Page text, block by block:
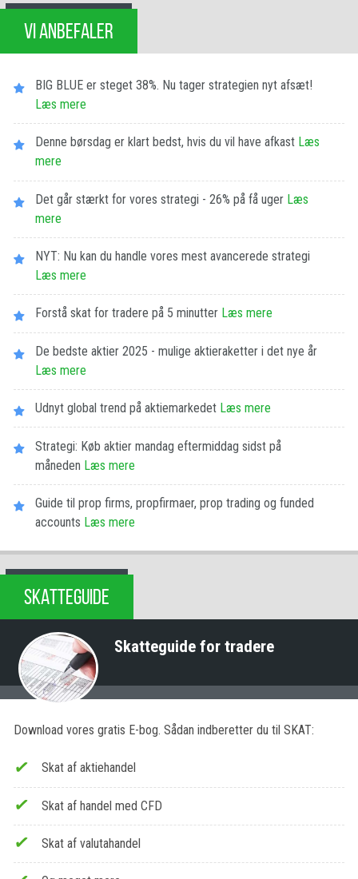
VI ANBEFALER
BIG BLUE er steget 38%. Nu tager strategien nyt afsæt!
Læs mere
Denne børsdag er klart bedst, hvis du vil have afkast Læs
mere
Det går stærkt for vores strategi - 26% på få uger Læs
mere
NYT: Nu kan du handle vores mest avancerede strategi
Læs mere
Forstå skat for tradere på 5 minutter Læs mere
De bedste aktier 2025 - mulige aktieraketter i det nye år
Læs mere
Udnyt global trend på aktiemarkedet Læs mere
Strategi: Køb aktier mandag eftermiddag sidst på
måneden Læs mere
Guide til prop firms, propfirmaer, prop trading og funded
accounts Læs mere
SKATTEGUIDE
Skatteguide for tradere
Download vores gratis E-bog. Sådan indberetter du til SKAT:
Skat af aktiehandel
Skat af handel med CFD
Skat af valutahandel